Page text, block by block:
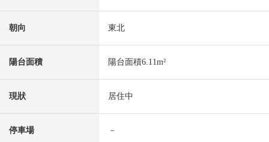
朝向 東北
陽台面積 陽台面積6.11m²
現狀 居住中
停車場 －